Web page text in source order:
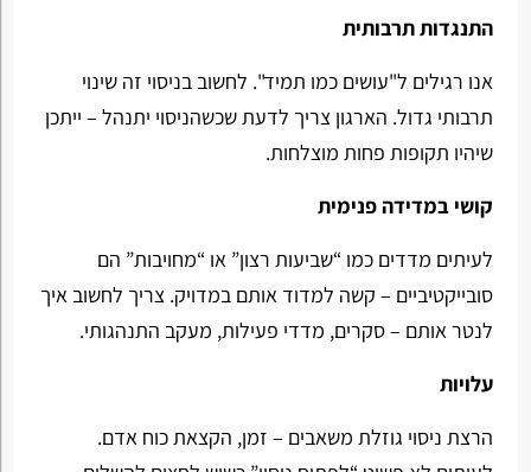
התנגדות תרבותית
אנו רגילים ל"עושים כמו תמיד". לחשוב בניסוי זה שינוי
תרבותי גדול. הארגון צריך לדעת שכשהניסוי יתנהל – ייתכן
שיהיו תקופות פחות מוצלחות.
קושי במדידה פנימית
לעיתים מדדים כמו “שביעות רצון” או “מחויבות” הם
סובייקטיביים – קשה למדוד אותם במדויק. צריך לחשוב איך
לנטר אותם – סקרים, מדדי פעילות, מעקב התנהגותי.
עלויות
הרצת ניסוי גוזלת משאבים – זמן, הקצאת כוח אדם.